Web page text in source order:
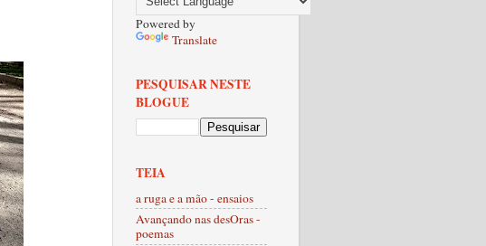
Powered by
Translate
PESQUISAR NESTE
BLOGUE
TEIA
a ruga e a mão - ensaios
Avançando nas desOras -
poemas